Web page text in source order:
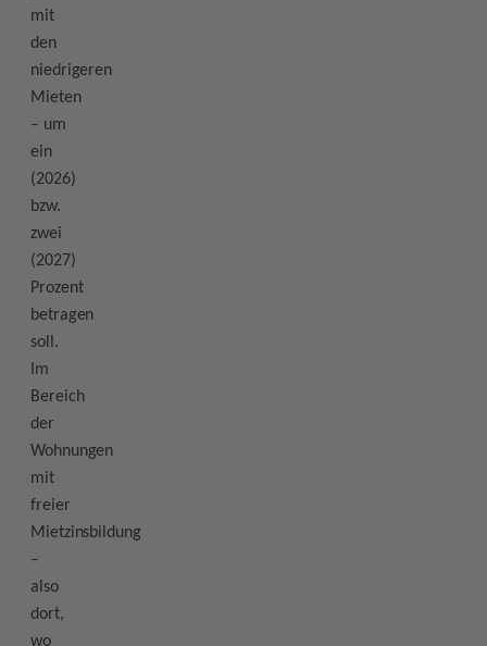
mit
den
niedrigeren
Mieten
– um
ein
(2026)
bzw.
zwei
(2027)
Prozent
betragen
soll.
Im
Bereich
der
Wohnungen
mit
freier
Mietzinsbildung
–
also
dort,
wo